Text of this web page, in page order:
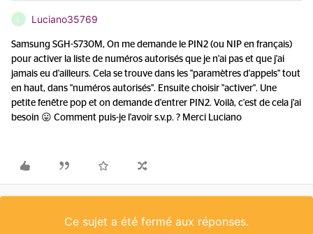
Luciano35769
Samsung SGH-S730M, On me demande le PIN2 (ou NIP en français)
pour activer la liste de numéros autorisés que je n'ai pas et que j'ai
jamais eu d'ailleurs. Cela se trouve dans les "paramètres d'appels" tout
en haut, dans "numéros autorisés". Ensuite choisir "activer". Une
petite fenêtre pop et on demande d'entrer PIN2. Voilà, c'est de cela j'ai
besoin 😛 Comment puis-je l'avoir s.v.p. ? Merci Luciano
Ce sujet a été fermé aux réponses.